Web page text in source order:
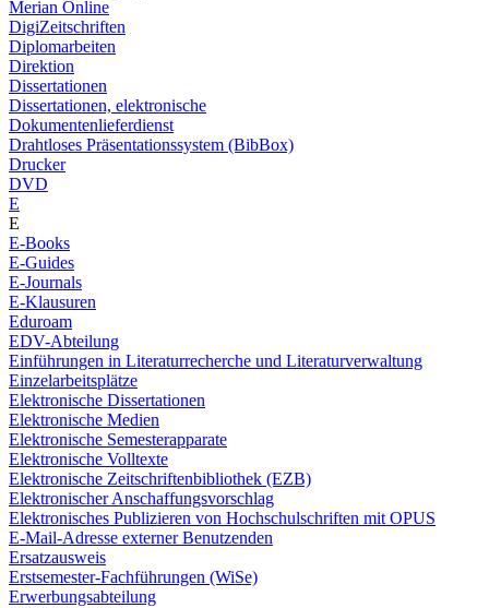
Merian Online
DigiZeitschriften
Diplomarbeiten
Direktion
Dissertationen
Dissertationen, elektronische
Dokumentenlieferdienst
Drahtloses Präsentationssystem (BibBox)
Drucker
DVD
E
E
E-Books
E-Guides
E-Journals
E-Klausuren
Eduroam
EDV-Abteilung
Einführungen in Literaturrecherche und Literaturverwaltung
Einzelarbeitsplätze
Elektronische Dissertationen
Elektronische Medien
Elektronische Semesterapparate
Elektronische Volltexte
Elektronische Zeitschriftenbibliothek (EZB)
Elektronischer Anschaffungsvorschlag
Elektronisches Publizieren von Hochschulschriften mit OPUS
E-Mail-Adresse externer Benutzenden
Ersatzausweis
Erstsemester-Fachführungen (WiSe)
Erwerbungsabteilung